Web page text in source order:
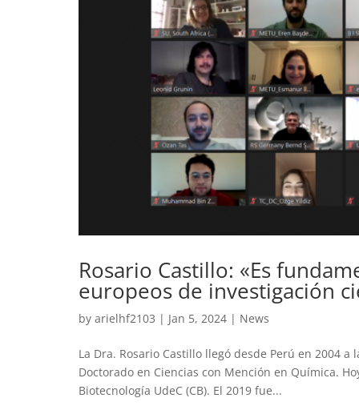
Rosario Castillo: «Es
europeos de investigación
by arielhf2103 | Jan 5, 2024 | News
La Dra. Rosario Castillo llegó desde Perú en 2004
Doctorado en Ciencias con Mención en Química.
Biotecnología UdeC (CB). El 2019 fue...